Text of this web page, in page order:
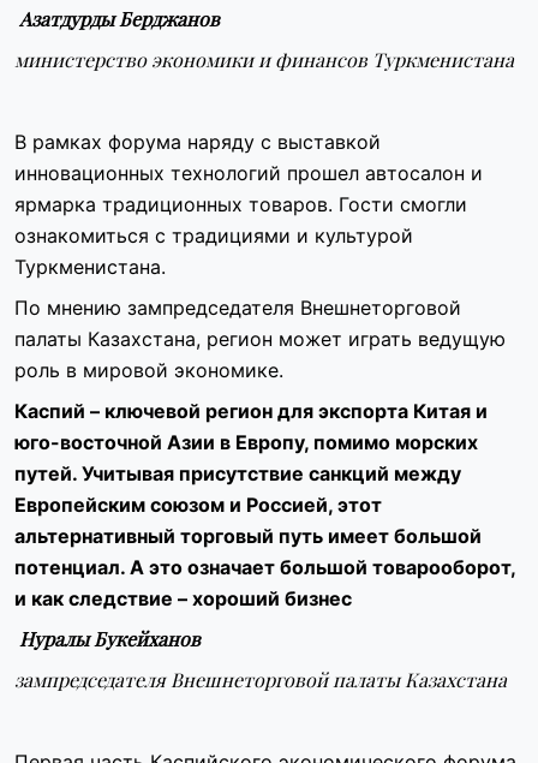
Азатдурды Берджанов
министерство экономики и финансов Туркменистана
В рамках форума наряду с выставкой
инновационных технологий прошел автосалон и
ярмарка традиционных товаров. Гости смогли
ознакомиться с традициями и культурой
Туркменистана.
По мнению зампредседателя Внешнеторговой
палаты Казахстана, регион может играть ведущую
роль в мировой экономике.
Каспий – ключевой регион для экспорта Китая и
юго-восточной Азии в Европу, помимо морских
путей. Учитывая присутствие санкций между
Европейским союзом и Россией, этот
альтернативный торговый путь имеет большой
потенциал. А это означает большой товарооборот,
и как следствие – хороший бизнес
Нуралы Букейханов
зампредседателя Внешнеторговой палаты Казахстана